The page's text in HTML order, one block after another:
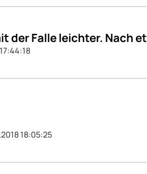
der Falle leichter. Nach
18:05:25